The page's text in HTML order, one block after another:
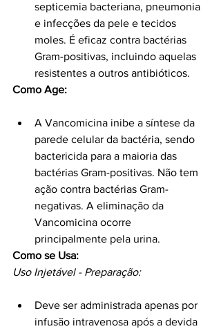
septicemia bacteriana, pneumonia
e infecções da pele e tecidos
moles. É eficaz contra bactérias
Gram-positivas, incluindo aquelas
resistentes a outros antibióticos.
Como Age:
A Vancomicina inibe a síntese da
parede celular da bactéria, sendo
bactericida para a maioria das
bactérias Gram-positivas. Não tem
ação contra bactérias Gram-
negativas. A eliminação da
Vancomicina ocorre
principalmente pela urina.
Como se Usa:
Uso Injetável - Preparação:
Deve ser administrada apenas por
infusão intravenosa após a devida